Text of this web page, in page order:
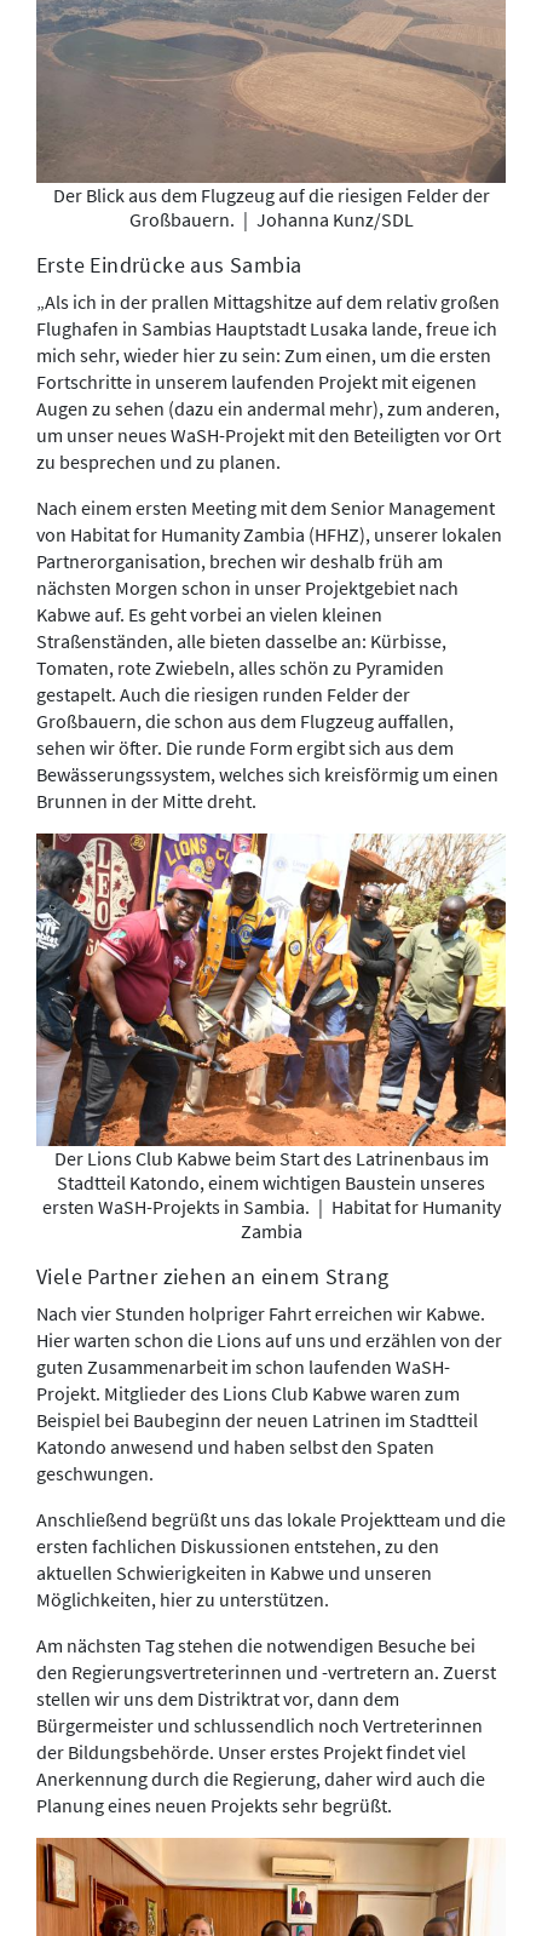
Der Blick aus dem Flugzeug auf die riesigen Felder der
Großbauern. | Johanna Kunz/SDL
Erste Eindrücke aus Sambia
„Als ich in der prallen Mittagshitze auf dem relativ großen
Flughafen in Sambias Hauptstadt Lusaka lande, freue ich
mich sehr, wieder hier zu sein: Zum einen, um die ersten
Fortschritte in unserem laufenden Projekt mit eigenen
Augen zu sehen (dazu ein andermal mehr), zum anderen,
um unser neues WaSH-Projekt mit den Beteiligten vor Ort
zu besprechen und zu planen.
Nach einem ersten Meeting mit dem Senior Management
von Habitat for Humanity Zambia (HFHZ), unserer lokalen
Partnerorganisation, brechen wir deshalb früh am
nächsten Morgen schon in unser Projektgebiet nach
Kabwe auf. Es geht vorbei an vielen kleinen
Straßenständen, alle bieten dasselbe an: Kürbisse,
Tomaten, rote Zwiebeln, alles schön zu Pyramiden
gestapelt. Auch die riesigen runden Felder der
Großbauern, die schon aus dem Flugzeug auffallen,
sehen wir öfter. Die runde Form ergibt sich aus dem
Bewässerungssystem, welches sich kreisförmig um einen
Brunnen in der Mitte dreht.
Der Lions Club Kabwe beim Start des Latrinenbaus im
Stadtteil Katondo, einem wichtigen Baustein unseres
ersten WaSH-Projekts in Sambia. | Habitat for Humanity
Zambia
Viele Partner ziehen an einem Strang
Nach vier Stunden holpriger Fahrt erreichen wir Kabwe.
Hier warten schon die Lions auf uns und erzählen von der
guten Zusammenarbeit im schon laufenden WaSH-
Projekt. Mitglieder des Lions Club Kabwe waren zum
Beispiel bei Baubeginn der neuen Latrinen im Stadtteil
Katondo anwesend und haben selbst den Spaten
geschwungen.
Anschließend begrüßt uns das lokale Projektteam und die
ersten fachlichen Diskussionen entstehen, zu den
aktuellen Schwierigkeiten in Kabwe und unseren
Möglichkeiten, hier zu unterstützen.
Am nächsten Tag stehen die notwendigen Besuche bei
den Regierungsvertreterinnen und -vertretern an. Zuerst
stellen wir uns dem Distriktrat vor, dann dem
Bürgermeister und schlussendlich noch Vertreterinnen
der Bildungsbehörde. Unser erstes Projekt findet viel
Anerkennung durch die Regierung, daher wird auch die
Planung eines neuen Projekts sehr begrüßt.